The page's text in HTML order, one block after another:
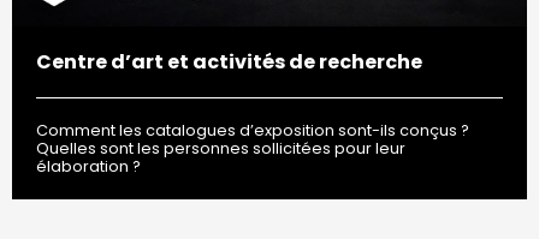
Centre d’art et activités de recherche
Comment les catalogues d’exposition sont-ils conçus ?
Quelles sont les personnes sollicitées pour leur
élaboration ?